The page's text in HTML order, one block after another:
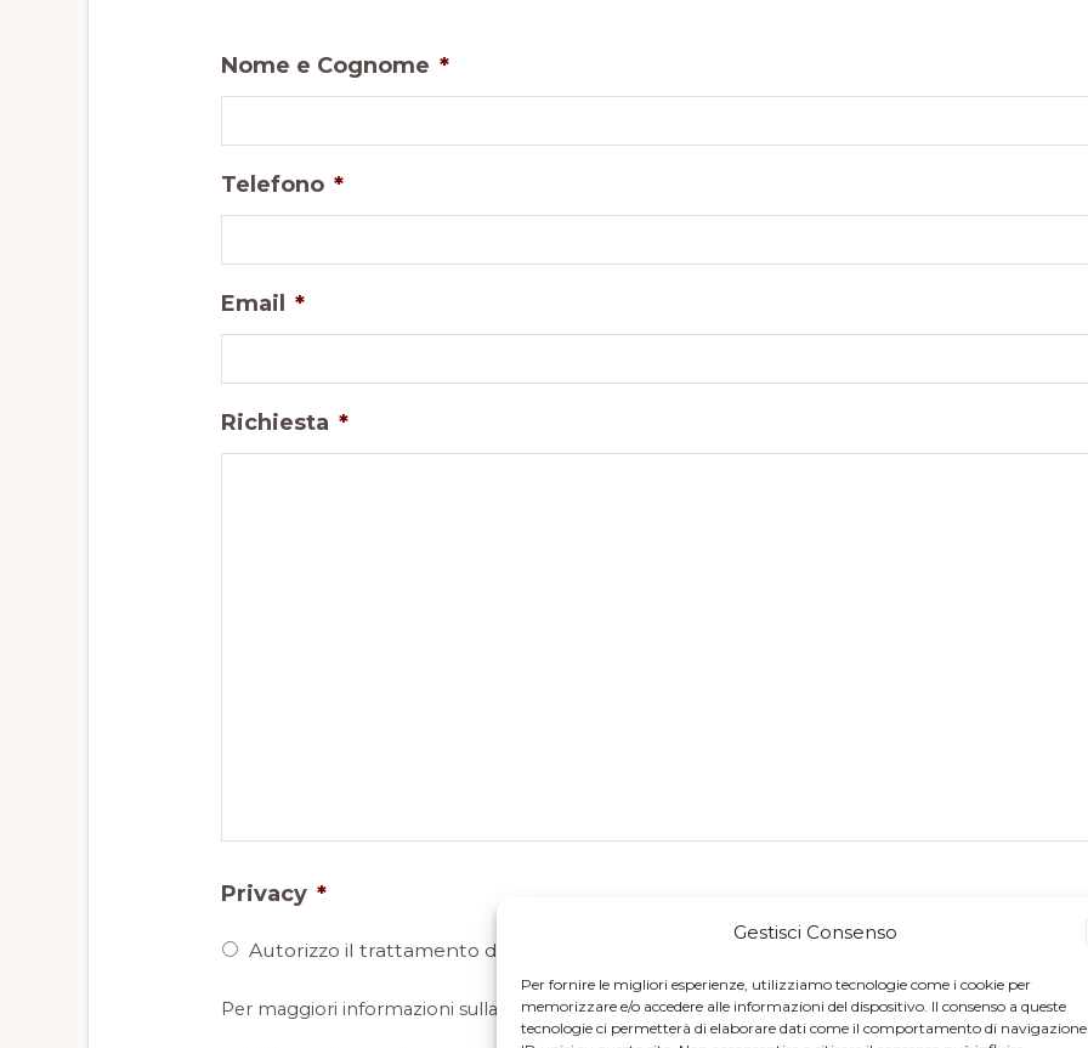
Gestisci Consenso
Per fornire le migliori esperienze, utilizziamo tecnologie come i cookie per
memorizzare e/o accedere alle informazioni del dispositivo. Il consenso a queste
tecnologie ci permetterà di elaborare dati come il comportamento di
Nome e Cognome *
Telefono *
Email *
Richiesta *
Privacy *
Autorizzo il trattamento dei miei dati personali
Per maggiori informazioni sulla nostra policy potete cliccarequi!